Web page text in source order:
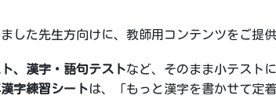
した先生方向けに、教師用コンテンツをご提供
、 漢字・語句テストなど、 そのまま小テスト
字練習シートは、「もっと漢字を書かせて定